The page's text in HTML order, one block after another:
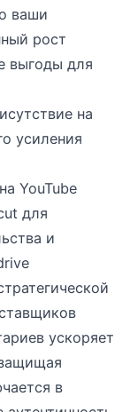
ваши
рост
выгоды для
на
усиления
YouTube
для
и
ускоряет
в